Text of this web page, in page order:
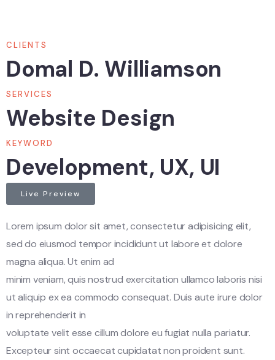
CLIENTS
Domal D. Williamson
SERVICES
Website Design
KEYWORD
Development, UX, UI
Live Preview
Lorem ipsum dolor sit amet, consectetur adipisicing elit,
sed do eiusmod tempor incididunt ut labore et dolore
magna aliqua. Ut enim ad
minim veniam, quis nostrud exercitation ullamco laboris nisi
ut aliquip ex ea commodo consequat. Duis aute irure dolor
in reprehenderit in
voluptate velit esse cillum dolore eu fugiat nulla pariatur.
Excepteur sint occaecat cupidatat non proident sunt.